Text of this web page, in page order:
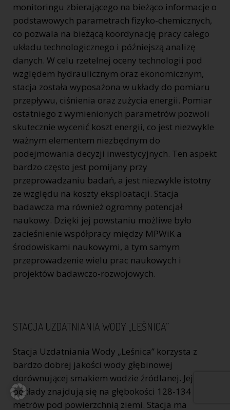
monitoringu zbierającego na bieżąco informacje o
podstawowych parametrach fizyko-chemicznych,
co pozwala na bieżącą koordynację pracy całego
układu technologicznego i późniejszą analizę
danych. W celu rzetelnej oceny technologii pod
względem hydraulicznym oraz ekonomicznym,
stacja została wyposażona w układy do pomiaru
przepływu, ciśnienia oraz zużycia energii. Pomiar
ostatniego z wymienionych parametrów pozwoli
skutecznie wycenić koszt energii, co jest niezwykle
ważnym elementem niezbędnym do
podejmowania decyzji inwestycyjnych. Ten aspekt
bardzo często jest pomijany przy
przeprowadzaniu badań, a jest niezwykle istotny
ze względu na koszty eksploatacji. Stacja
badawcza ma również ogromny potencjał
naukowy. Dzięki jej powstaniu możliwe było
zacieśnienie współpracy między MPWiK a
środowiskami naukowymi, a tym samym
przeprowadzenie wielu prac naukowych i
projektów badawczo-rozwojowych.
STACJA UZDATNIANIA WODY „LEŚNICA”
Stacja Uzdatniania Wody „Leśnica” korzysta z
bardzo dobrej jakości wody głębinowej
dorównującej smakiem wodzie źródlanej. Jej
pokłady znajdują się na głębokości 128-134
metrów pod powierzchnią ziemi. Stacja ma